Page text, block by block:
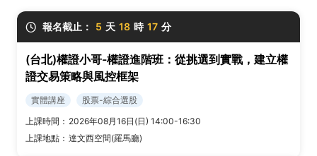
報名截止： 5 天 18 時 17 分
(台北)權證小哥-權證進階班：從挑選到實戰，建立權
證交易策略與風控框架
實體講座
股票-綜合選股
上課時間： 2026年08月16日(日) 14:00-16:30
上課地點： 達文西空間(羅馬廳)